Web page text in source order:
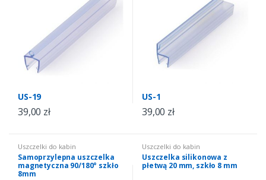
US-19
39,00 zł
US-1
39,00 zł
Uszczelki do kabin
prysznicowych uszczelki do
kabin szkło 8 mm, uszczelki
samoprzylepne do kabin
prysznicowych
Samoprzylepna uszczelka
magnetyczna 90/180° szkło
8mm
Uszczelki do kabin
prysznicowych,uszczelki do
kabin szkło 8 mm
Uszczelka silikonowa z
płetwą 20 mm, szkło 8 mm